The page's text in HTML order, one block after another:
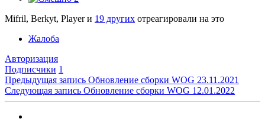
Mifril, Berkyt, Player и 19 других отреагировали на это
Жалоба
Авторизация
Подписчики 1
Предыдущая запись Обновление сборки WOG 23.11.2021
Следующая запись Обновление сборки WOG 12.01.2022